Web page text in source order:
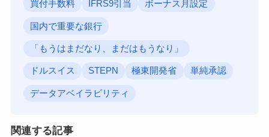
買付手数料 IFRS9引当 ボーナス月設定
国内で重要な銀行
「もうはまだなり、まだはもうなり」
ドルスイス STEPN 極東開発省 単純承認
データアベイラビリティ
関連する記事